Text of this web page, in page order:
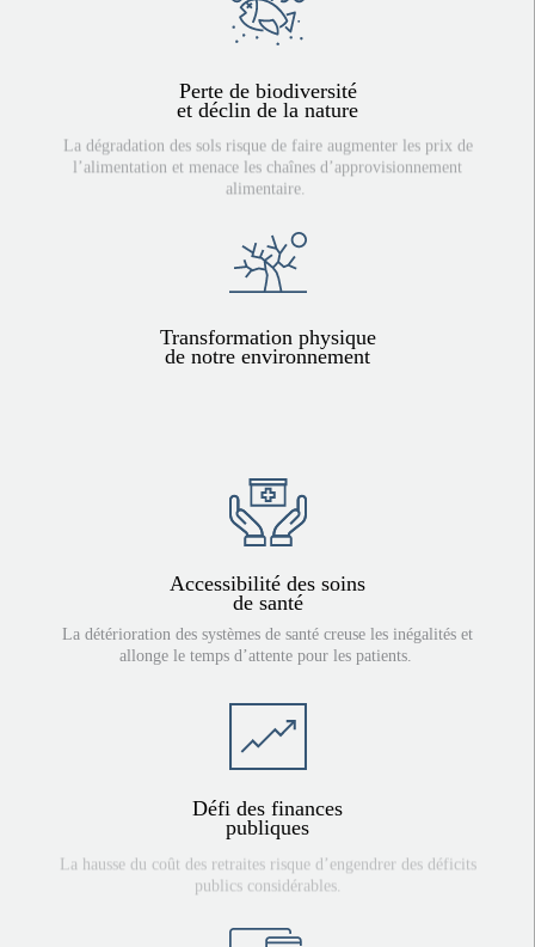
Perte de biodiversité
et déclin de la nature
La dégradation des sols risque de faire augmenter les prix de
l’alimentation et menace les chaînes d’approvisionnement
alimentaire.
Transformation physique
de notre environnement
Accessibilité des soins
de santé
La détérioration des systèmes de santé creuse les inégalités et
allonge le temps d’attente pour les patients.
Défi des finances
publiques
La hausse du coût des retraites risque d’engendrer des déficits
publics considérables.